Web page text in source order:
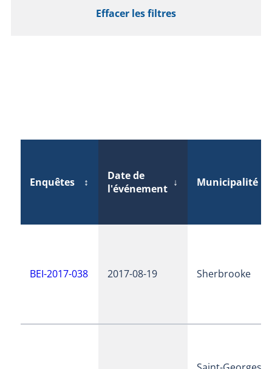
Effacer les filtres
Enquêtes ↕
Date de
l'événement ↓ Municipalité
BEI-2017-038 2017-08-19 Sherbrooke